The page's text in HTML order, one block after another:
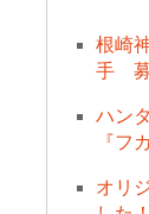
根崎
手 募
ハン
『フ
オリ